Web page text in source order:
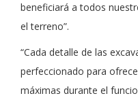
beneficiará a todos
el terreno”.
“Cada detalle de las
perfeccionado para
máximas durante el